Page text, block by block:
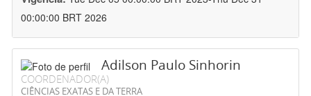
00:00:00 BRT 2026
Adilson Paulo Sinhorin
COORDENADOR(A)
CIÊNCIAS EXATAS E DA TERRA